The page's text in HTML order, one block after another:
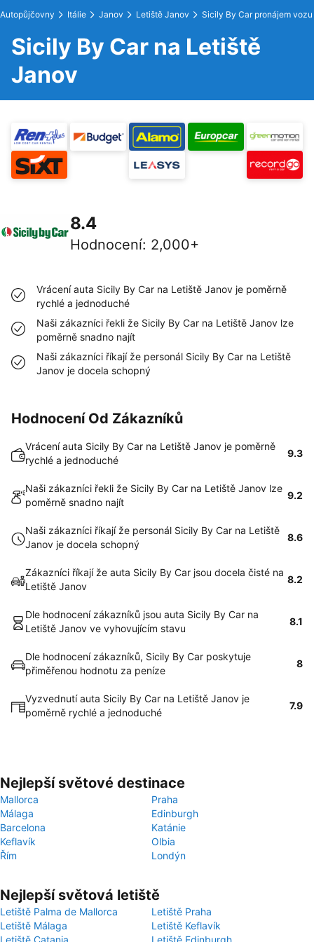
Autopůjčovny Itálie Janov Letiště Janov Sicily By Car pronájem vozu
Sicily By Car na Letiště
Janov
8.4
Hodnocení: 2,000+
Vrácení auta Sicily By Car na Letiště Janov je poměrně
rychlé a jednoduché
Naši zákazníci řekli že Sicily By Car na Letiště Janov lze
poměrně snadno najít
Naši zákazníci říkají že personál Sicily By Car na Letiště
Janov je docela schopný
Hodnocení Od Zákazníků
Vrácení auta Sicily By Car na Letiště Janov je poměrně
rychlé a jednoduché
9.3
Naši zákazníci řekli že Sicily By Car na Letiště Janov lze
poměrně snadno najít
9.2
Naši zákazníci říkají že personál Sicily By Car na Letiště
Janov je docela schopný
8.6
Zákazníci říkají že auta Sicily By Car jsou docela čisté na
Letiště Janov
8.2
Dle hodnocení zákazníků jsou auta Sicily By Car na
Letiště Janov ve vyhovujícím stavu
8.1
Dle hodnocení zákazníků, Sicily By Car poskytuje
přiměřenou hodnotu za peníze
8
Vyzvednutí auta Sicily By Car na Letiště Janov je
poměrně rychlé a jednoduché
7.9
Nejlepší světové destinace
Mallorca
Praha
Málaga
Edinburgh
Barcelona
Katánie
Keflavík
Olbia
Řím
Londýn
Nejlepší světová letiště
Letiště Palma de Mallorca
Letiště Praha
Letiště Málaga
Letiště Keflavík
Letiště Catania
Letiště Edinburgh